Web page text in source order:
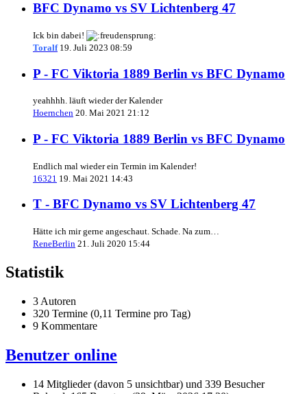
BFC Dynamo vs SV Lichtenberg 47
Ick bin dabei!
Toralf 19. Juli 2023 08:59
P - FC Viktoria 1889 Berlin vs BFC Dynamo
yeahhhh. läuft wieder der Kalender
Hoernchen 20. Mai 2021 21:12
P - FC Viktoria 1889 Berlin vs BFC Dynamo
Endlich mal wieder ein Termin im Kalender!
16321 19. Mai 2021 14:43
T - BFC Dynamo vs SV Lichtenberg 47
Hätte ich mir gerne angeschaut. Schade. Na zum…
ReneBerlin 21. Juli 2020 15:44
Statistik
3 Autoren
320 Termine (0,11 Termine pro Tag)
9 Kommentare
Benutzer online
14 Mitglieder (davon 5 unsichtbar) und 339 Besucher